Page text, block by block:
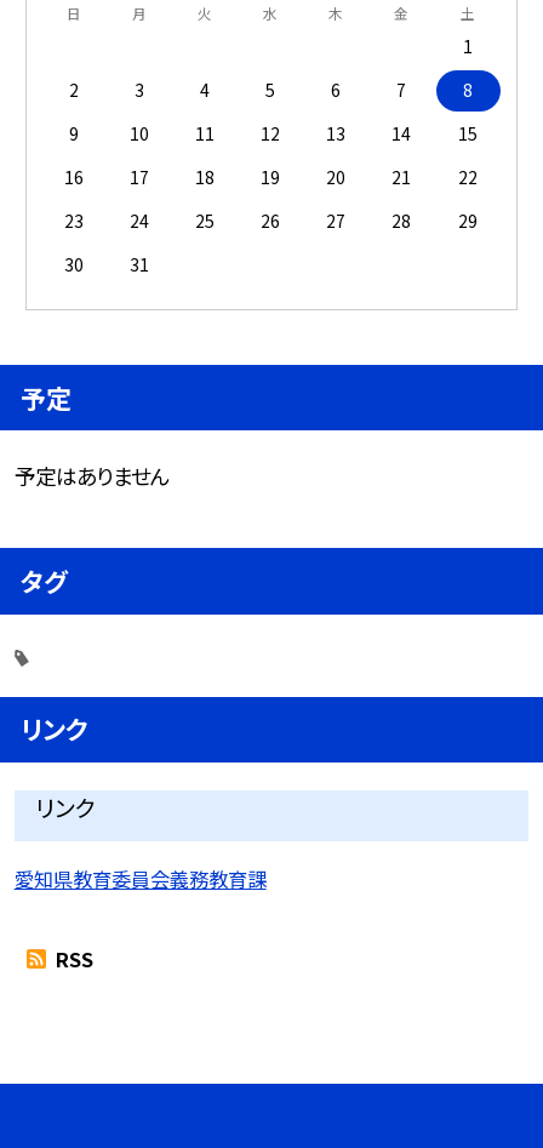
日 月 火 水 木 金 土
1
2
3 4 5 6 7
8
9
10 11 12 13 14
15
16
17 18 19 20 21
22
23
24 25 26 27 28
29
30
31
予定
予定はありません
タグ
リンク
リンク
愛知県教育委員会義務教育課
RSS